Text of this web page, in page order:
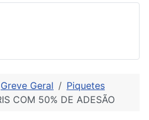
Greve Geral
Piquetes
COM 50% DE ADESÃO